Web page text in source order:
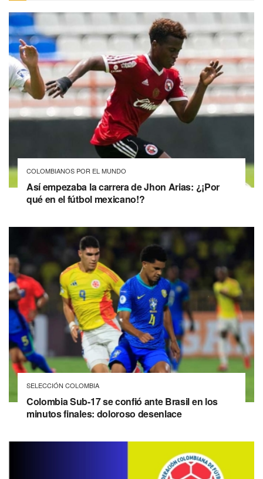
COLOMBIANOS POR EL MUNDO
Así empezaba la carrera de Jhon Arias: ¿¡Por
qué en el fútbol mexicano!?
SELECCIÓN COLOMBIA
Colombia Sub-17 se confió ante Brasil en los
minutos finales: doloroso desenlace